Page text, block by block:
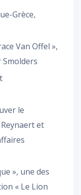
Grèce,
Van Offel »,
le
et
», une des
« Le Lion